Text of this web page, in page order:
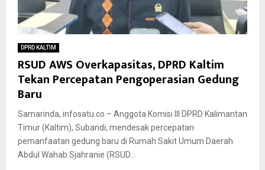
DPRD KALTIM
RSUD AWS Overkapasitas, DPRD Kaltim
Tekan Percepatan Pengoperasian Gedung
Baru
Samarinda, infosatu.co – Anggota Komisi III DPRD Kalimantan
Timur (Kaltim), Subandi, mendesak percepatan
pemanfaatan gedung baru di Rumah Sakit Umum Daerah
Abdul Wahab Sjahranie (RSUD...